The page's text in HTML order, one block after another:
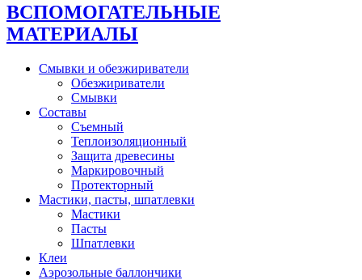
ВСПОМОГАТЕЛЬНЫЕ
МАТЕРИАЛЫ
Смывки и обезжириватели
Обезжириватели
Смывки
Составы
Съемный
Теплоизоляционный
Защита древесины
Маркировочный
Протекторный
Мастики, пасты, шпатлевки
Мастики
Пасты
Шпатлевки
Клеи
Аэрозольные баллончики